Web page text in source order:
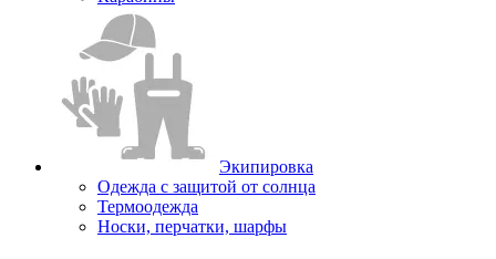
Экипировка
Одежда с защитой от солнца
Термоодежда
Носки, перчатки, шарфы